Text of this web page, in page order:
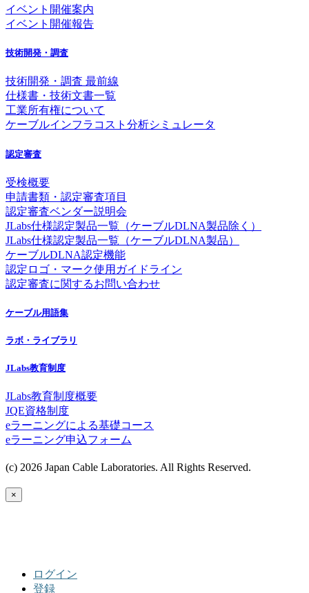
イベント開催案内
イベント開催報告
技術開発・調査
技術開発・調査 最前線
仕様書・技術文書一覧
工業所有権について
ケーブルインフラコスト分析シミュレータ
認定審査
受検概要
申請書類・認定審査項目
認定審査ベンダー説明会
JLabs仕様認定製品一覧（ケーブルDLNA製品除く）
JLabs仕様認定製品一覧（ケーブルDLNA製品）
ケーブルDLNA認定機能
認定ロゴ・マーク使用ガイドライン
認定審査に関するお問い合わせ
ケーブル用語集
ラボ・ライブラリ
JLabs教育制度
JLabs教育制度概要
JQE資格制度
eラーニングによる基礎コース
eラーニング申込フォーム
(c) 2026 Japan Cable Laboratories. All Rights Reserved.
×
ログイン
登録